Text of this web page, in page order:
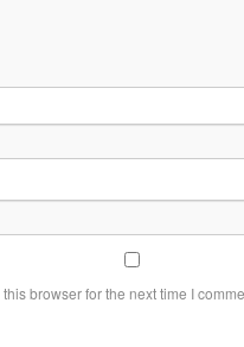
browser for the next time I